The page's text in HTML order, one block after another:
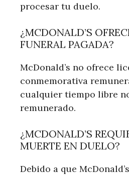
procesar tu duelo.
¿MCDONALD’S
FUNERAL PAGADA?
McDonald’s no ofrece
conmemorativa
cualquier tiempo libre
remunerado.
¿MCDONALD’S
MUERTE EN DUELO?
Debido a que